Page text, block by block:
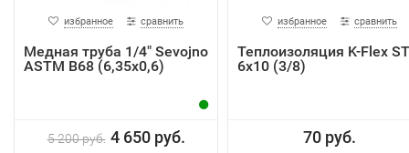
избранное сравнить
Медная труба 1/4" Sevojno
ASTM В68 (6,35х0,6)
5 200 руб. 4 650 руб.
избранное сравнить
Теплоизоляция K-Flex ST
6х10 (3/8)
70 руб.